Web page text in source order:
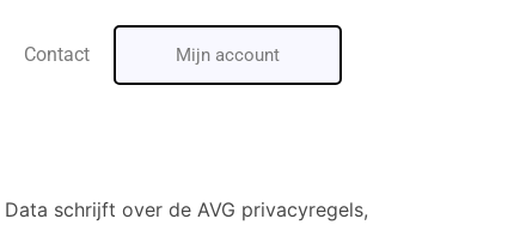
Contact Mijn account
schrijft over de AVG privacyregels,